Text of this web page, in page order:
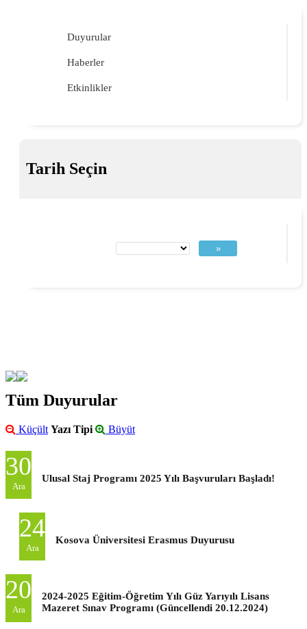
Duyurular
Haberler
Etkinlikler
Tarih Seçin
»
Tüm Duyurular
Küçült Yazı Tipi Büyüt
30
Ara
Ulusal Staj Programı 2025 Yılı Başvuruları Başladı!
24
Ara
Kosova Üniversitesi Erasmus Duyurusu
20
Ara
2024-2025 Eğitim-Öğretim Yılı Güz Yarıyılı Lisans
Mazeret Sınav Programı (Güncellendi 20.12.2024)